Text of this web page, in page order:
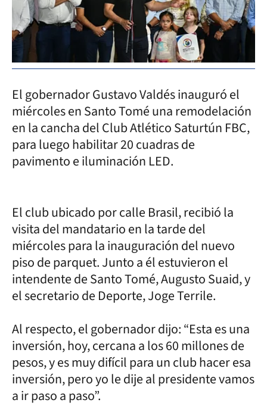
El gobernador Gustavo Valdés inauguró el
miércoles en Santo Tomé una remodelación
en la cancha del Club Atlético Saturtún FBC,
para luego habilitar 20 cuadras de
pavimento e iluminación LED.
El club ubicado por calle Brasil, recibió la
visita del mandatario en la tarde del
miércoles para la inauguración del nuevo
piso de parquet. Junto a él estuvieron el
intendente de Santo Tomé, Augusto Suaid, y
el secretario de Deporte, Joge Terrile.
Al respecto, el gobernador dijo: “Esta es una
inversión, hoy, cercana a los 60 millones de
pesos, y es muy difícil para un club hacer esa
inversión, pero yo le dije al presidente vamos
a ir paso a paso”.